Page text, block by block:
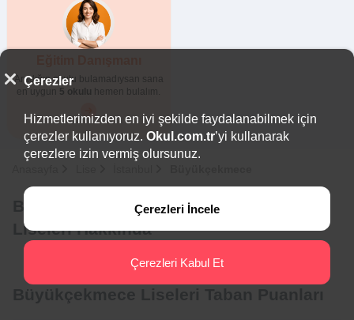
Aradığın okulu bulamadıysan sana
en uygun 5 okulu hemen bulalım.
Büyükçekmece Çok Programlı Anadolu
Liseleri Hakkında
Çerezler
Hizmetlerimizden en iyi şekilde faydalanabilmek için
çerezler kullanıyoruz. Okul.com.tr’yi kullanarak
çerezlere izin vermiş olursunuz.
Çerezleri İncele
Çerezleri Kabul Et